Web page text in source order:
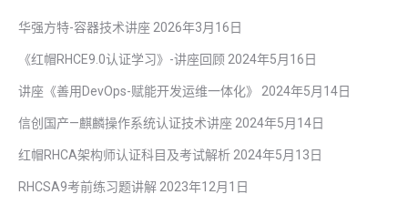
华强方特-容器技术讲座 2026年3月16日
《红帽RHCE9.0认证学习》-讲座回顾 2024年5月16日
讲座《善用DevOps-赋能开发运维一体化》 2024年5月14日
信创国产—麒麟操作系统认证技术讲座 2024年5月14日
红帽RHCA架构师认证科目及考试解析 2024年5月13日
RHCSA9考前练习题讲解 2023年12月1日